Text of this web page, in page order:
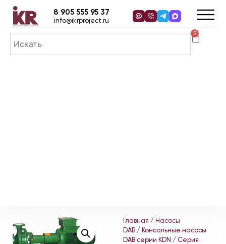
0
8 905 555 95 37
info@ikrproject.ru
Главная / Насосы
DAB / Консольные насосы
DAB серии KDN / Серия